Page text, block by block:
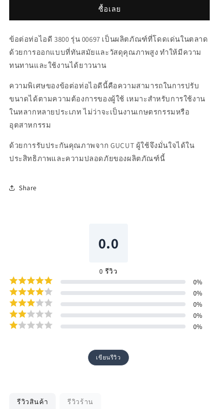
ต่อ
ท่อ
ดี
ต่อ
ท่อ
ไอ
ดี
ซื้อเลย
ข้อต่อท่อไอดี 3800 รุ่น 00697 เป็นผลิตภัณฑ์ที่โดดเด่นในตลาด
ด้วยการออกแบบที่ทันสมัยและวัสดุคุณภาพสูง ทำให้มีความ
ทนทานและใช้งานได้ยาวนาน
ความพิเศษของข้อต่อท่อไอดีนี้คือความสามารถในการปรับ
ขนาดได้ตามความต้องการของผู้ใช้ เหมาะสำหรับการใช้งาน
ในหลากหลายประเภท ไม่ว่าจะเป็นงานเกษตรกรรมหรือ
อุตสาหกรรม
ด้วยการรับประกันคุณภาพจาก GUCUT ผู้ใช้จึงมั่นใจได้ใน
ประสิทธิภาพและความปลอดภัยของผลิตภัณฑ์นี้
Share
0.0
0 รีวิว
0%
0%
0%
0%
0%
เขียนรีวิว
รีวิวสินค้า รีวิวร้าน